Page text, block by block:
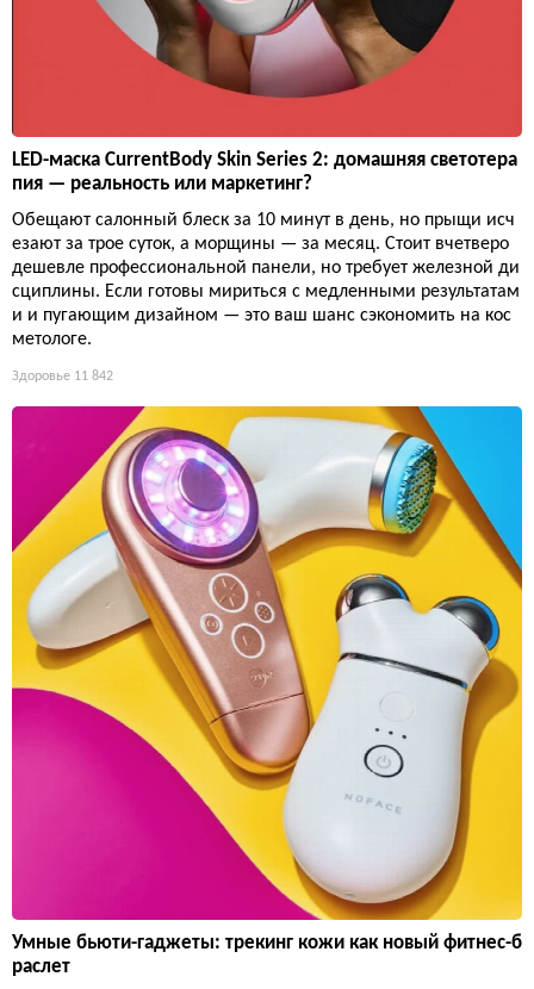
LED-маска CurrentBody Skin Series 2: домашняя светотера
пия — реальность или маркетинг?
Обещают салонный блеск за 10 минут в день, но прыщи исч
езают за трое суток, а морщины — за месяц. Стоит вчетверо
дешевле профессиональной панели, но требует железной ди
сциплины. Если готовы мириться с медленными результатам
и и пугающим дизайном — это ваш шанс сэкономить на кос
метологе.
Здоровье 11 842
Умные бьюти-гаджеты: трекинг кожи как новый фитнес-б
раслет